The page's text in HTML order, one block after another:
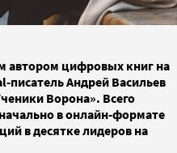
автором цифровых книг на
писатель Андрей Васильев
Ворона». Всего
в онлайн-формате
в десятке лидеров на